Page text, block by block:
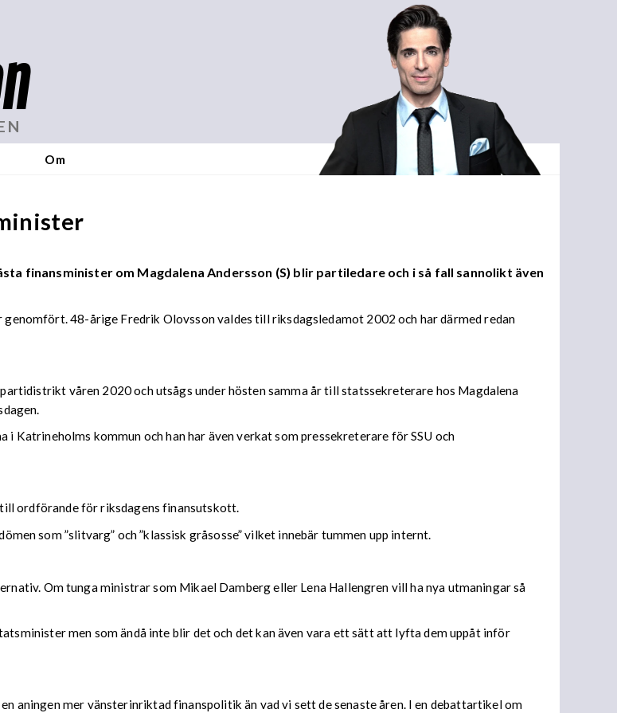
Om
finansminister om Magdalena Andersson (S) blir partiledare och i så fall sannolikt även
48-årige Fredrik Olovsson valdes till riksdagsledamot 2002 och har därmed redan
våren 2020 och utsågs under hösten samma år till statssekreterare hos Magdalena
Katrineholms kommun och han har även verkat som pressekreterare för SSU och
ordförande för riksdagens finansutskott.
som ”slitvarg” och ”klassisk gråsosse” vilket innebär tummen upp internt.
Om tunga ministrar som Mikael Damberg eller Lena Hallengren vill ha nya utmaningar så
men som ändå inte blir det och det kan även vara ett sätt att lyfta dem uppåt inför
aningen mer vänsterinriktad finanspolitik än vad vi sett de senaste åren. I en debattartikel om